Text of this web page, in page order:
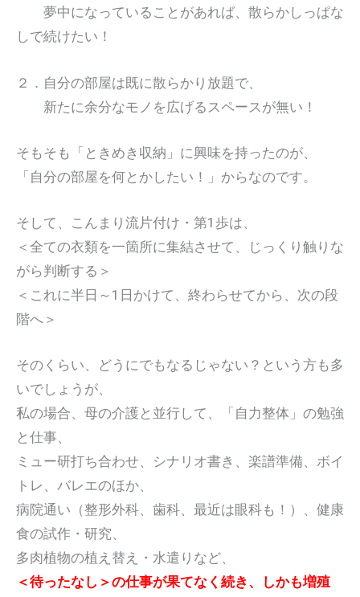
夢中になっていることがあれば、散らかしっぱな
しで続けたい！
２．自分の部屋は既に散らかり放題で、
新たに余分なモノを広げるスペースが無い！
そもそも「ときめき収納」に興味を持ったのが、
「自分の部屋を何とかしたい！」からなのです。
そして、こんまり流片付け・第1歩は、
＜全ての衣類を一箇所に集結させて、じっくり触りな
がら判断する＞
＜これに半日～1日かけて、終わらせてから、次の段
階へ＞
そのくらい、どうにでもなるじゃない？という方も多
いでしょうが、
私の場合、母の介護と並行して、「自力整体」の勉強
と仕事、
ミュー研打ち合わせ、シナリオ書き、楽譜準備、ボイ
トレ、バレエのほか、
病院通い（整形外科、歯科、最近は眼科も！）、健康
食の試作・研究、
多肉植物の植え替え・水遣りなど、
＜待ったなし＞の仕事が果てなく続き、しかも増殖